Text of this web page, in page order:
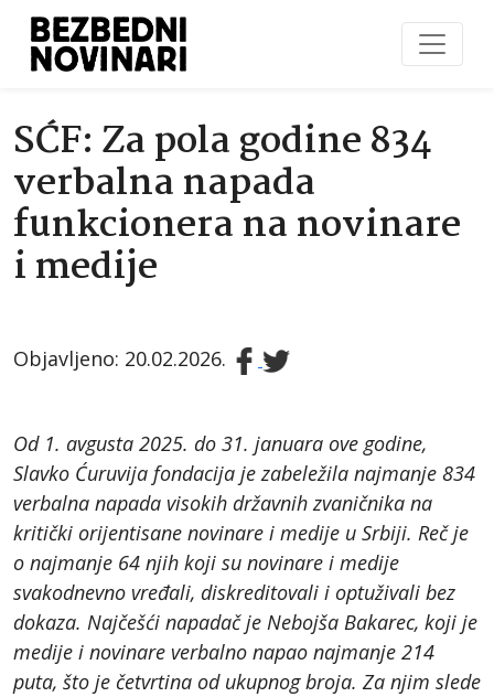
SĆF: Za pola godine 834
verbalna napada
funkcionera na novinare
i medije
Objavljeno: 20.02.2026.
Od 1. avgusta 2025. do 31. januara ove godine,
Slavko Ćuruvija fondacija je zabeležila najmanje 834
verbalna napada visokih državnih zvaničnika na
kritički orijentisane novinare i medije u Srbiji. Reč je
o najmanje 64 njih koji su novinare i medije
svakodnevno vređali, diskreditovali i optuživali bez
dokaza. Najčešći napadač je Nebojša Bakarec, koji je
medije i novinare verbalno napao najmanje 214
puta, što je četvrtina od ukupnog broja. Za njim slede